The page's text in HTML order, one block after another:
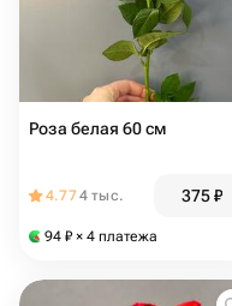
Роза белая 60 см
4.774 тыс. 375₽
94 ₽ × 4 платежа